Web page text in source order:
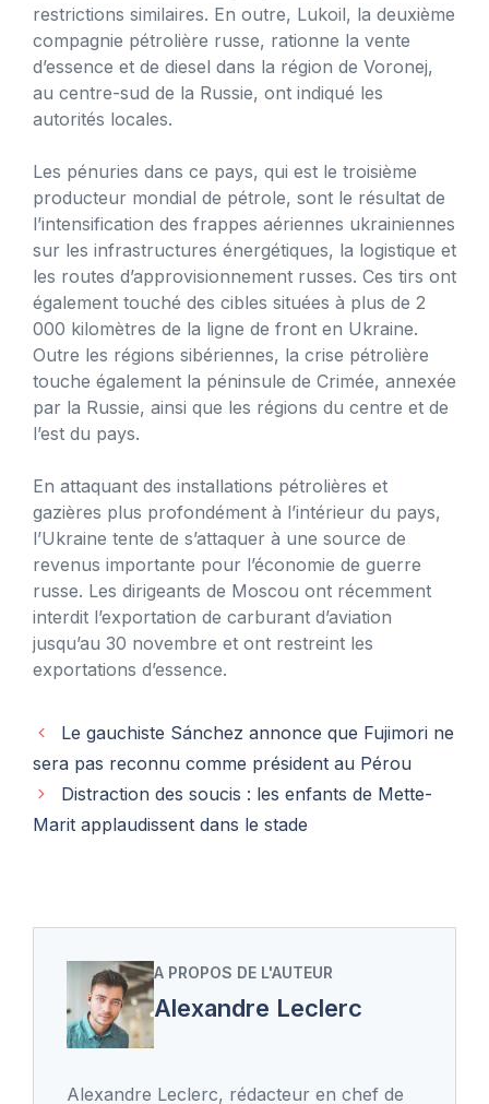
restrictions similaires. En outre, Lukoil, la deuxième
compagnie pétrolière russe, rationne la vente
d’essence et de diesel dans la région de Voronej,
au centre-sud de la Russie, ont indiqué les
autorités locales.
Les pénuries dans ce pays, qui est le troisième
producteur mondial de pétrole, sont le résultat de
l’intensification des frappes aériennes ukrainiennes
sur les infrastructures énergétiques, la logistique et
les routes d’approvisionnement russes. Ces tirs ont
également touché des cibles situées à plus de 2
000 kilomètres de la ligne de front en Ukraine.
Outre les régions sibériennes, la crise pétrolière
touche également la péninsule de Crimée, annexée
par la Russie, ainsi que les régions du centre et de
l’est du pays.
En attaquant des installations pétrolières et
gazières plus profondément à l’intérieur du pays,
l’Ukraine tente de s’attaquer à une source de
revenus importante pour l’économie de guerre
russe. Les dirigeants de Moscou ont récemment
interdit l’exportation de carburant d’aviation
jusqu’au 30 novembre et ont restreint les
exportations d’essence.
Le gauchiste Sánchez annonce que Fujimori ne
sera pas reconnu comme président au Pérou
Distraction des soucis : les enfants de Mette-
Marit applaudissent dans le stade
A PROPOS DE L'AUTEUR
Alexandre Leclerc
Alexandre Leclerc, rédacteur en chef de